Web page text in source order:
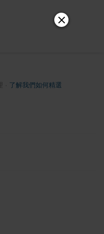
了解我們如何精選